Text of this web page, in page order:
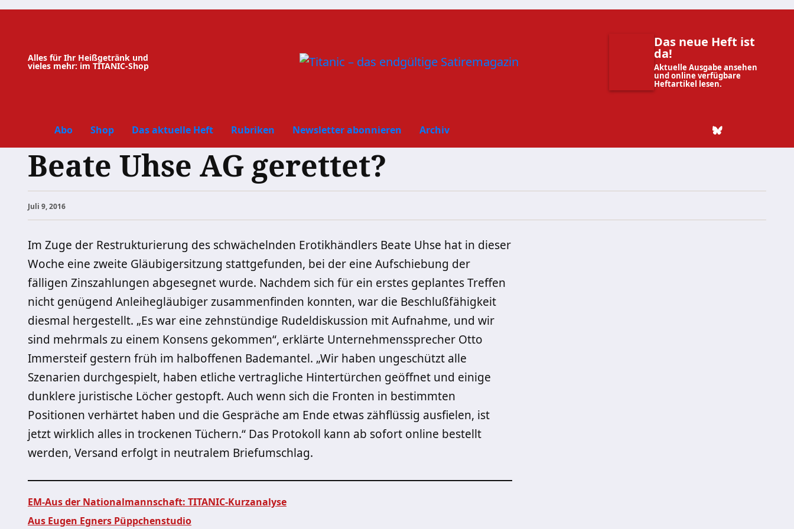
Zum
Alles für Ihr Heißgetränk und
vieles mehr: im TITANIC-Shop
Das neue Heft ist
da!
Aktuelle Ausgabe ansehen
und online verfügbare
Heftartikel lesen.
Abo Shop Das aktuelle Heft Rubriken Newsletter abonnieren Archiv
Beate Uhse AG gerettet?
Juli 9, 2016
Im Zuge der Restrukturierung des schwächelnden Erotikhändlers Beate Uhse hat in dieser
Woche eine zweite Gläubigersitzung stattgefunden, bei der eine Aufschiebung der
fälligen Zinszahlungen abgesegnet wurde. Nachdem sich für ein erstes geplantes Treffen
nicht genügend Anleihegläubiger zusammenfinden konnten, war die Beschlußfähigkeit
diesmal hergestellt. „Es war eine zehnstündige Rudeldiskussion mit Aufnahme, und wir
sind mehrmals zu einem Konsens gekommen“, erklärte Unternehmenssprecher Otto
Immersteif gestern früh im halboffenen Bademantel. „Wir haben ungeschützt alle
Szenarien durchgespielt, haben etliche vertragliche Hintertürchen geöffnet und einige
dunklere juristische Löcher gestopft. Auch wenn sich die Fronten in bestimmten
Positionen verhärtet haben und die Gespräche am Ende etwas zähflüssig ausfielen, ist
jetzt wirklich alles in trockenen Tüchern.“ Das Protokoll kann ab sofort online bestellt
werden, Versand erfolgt in neutralem Briefumschlag.
EM-Aus der Nationalmannschaft: TITANIC-Kurzanalyse
Aus Eugen Egners Püppchenstudio